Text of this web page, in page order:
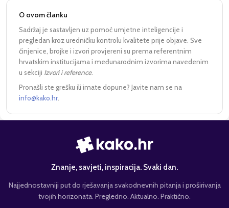
O ovom članku
Sadržaj je sastavljen uz pomoć umjetne inteligencije i
pregledan kroz uredničku kontrolu kvalitete prije objave. Sve
činjenice, brojke i izvori provjereni su prema referentnim
hrvatskim institucijama i međunarodnim izvorima navedenim
u sekciji Izvori i reference.
Pronašli ste grešku ili imate dopune? Javite nam se na
info@kako.hr
Znanje, savjeti, inspiracija. Svaki dan.
Najjednostavniji put do rješavanja svakodnevnih pitanja i proširivanja
tvojih horizonata. Pregledno. Aktualno. Praktično.